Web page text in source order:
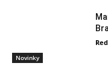
Novinky